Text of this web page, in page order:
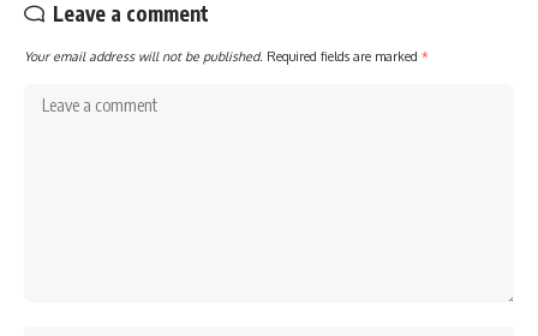
Leave a comment
Your email address will not be published. Required fields are marked *